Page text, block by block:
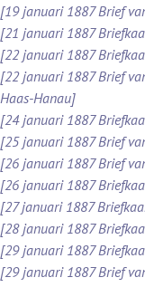
[19 januari 1887 Brief
[21 januari 1887
[22 januari 1887
[22 januari 1887 Brief
Haas-Hanau]
[24 januari 1887
[25 januari 1887 Brief
[26 januari 1887 Brief
[26 januari 1887
[27 januari 1887
[28 januari 1887
[29 januari 1887
[29 januari 1887 Brief